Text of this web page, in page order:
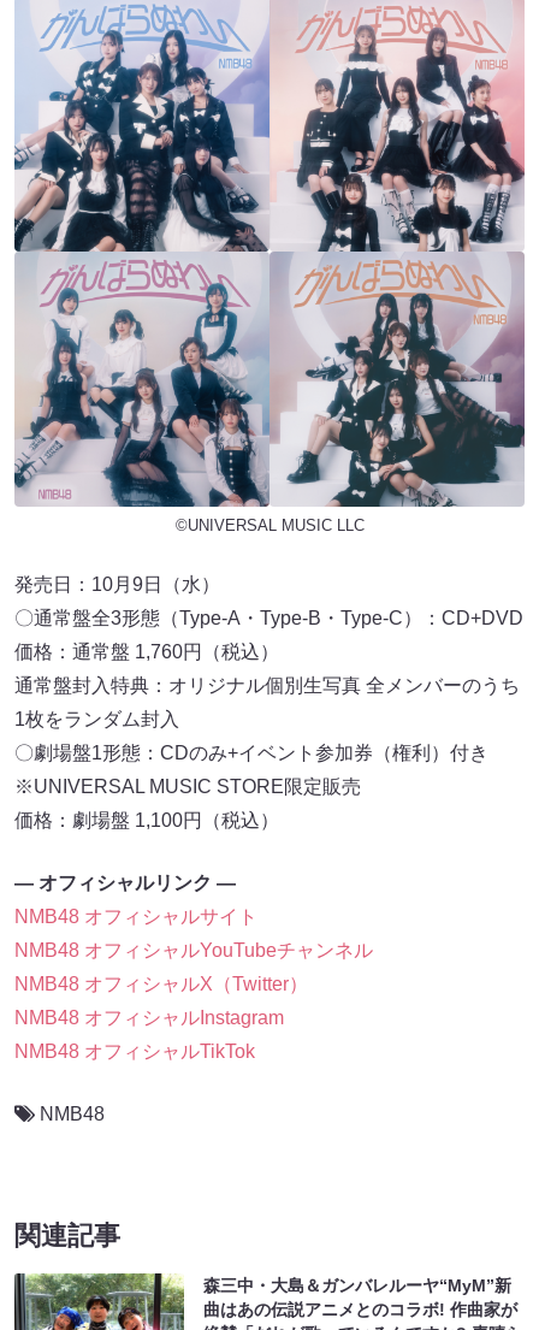
©UNIVERSAL MUSIC LLC
発売日：10月9日（水）
〇通常盤全3形態（Type-A・Type-B・Type-C）：CD+DVD
価格：通常盤 1,760円（税込）
通常盤封入特典：オリジナル個別生写真 全メンバーのうち
1枚をランダム封入
〇劇場盤1形態：CDのみ+イベント参加券（権利）付き
※UNIVERSAL MUSIC STORE限定販売
価格：劇場盤 1,100円（税込）
― オフィシャルリンク ―
NMB48 オフィシャルサイト
NMB48 オフィシャルYouTubeチャンネル
NMB48 オフィシャルX（Twitter）
NMB48 オフィシャルInstagram
NMB48 オフィシャルTikTok
NMB48
関連記事
森三中・大島＆ガンバレルーヤ“MyM”新
曲はあの伝説アニメとのコラボ! 作曲家が